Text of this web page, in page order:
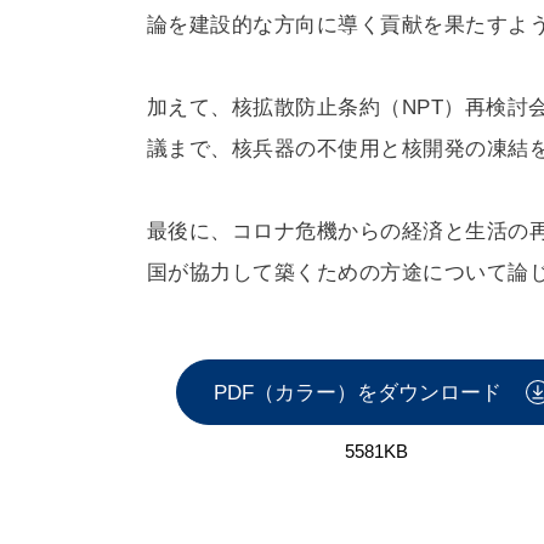
論を建設的な方向に導く貢献を果たすよ
加えて、核拡散防止条約（NPT）再検討
議まで、核兵器の不使用と核開発の凍結
最後に、コロナ危機からの経済と生活の
国が協力して築くための方途について論
PDF（カラー）をダウンロード
5581KB